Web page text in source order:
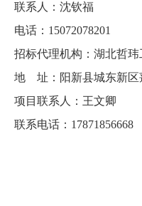
联系人：沈钦福
电话：15072078201
招标代理机构：湖北哲玮
地 址：阳新县城东新区
项目联系人：王文卿
联系电话：17871856668